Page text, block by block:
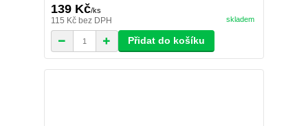
139 Kč/ks
115 Kč bez DPH skladem
Přidat do košíku